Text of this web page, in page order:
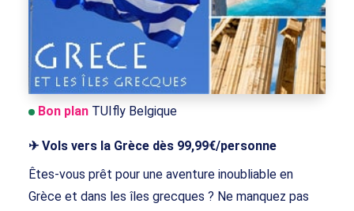
Bon plan TUIfly Belgique
✈ Vols vers la Grèce dès 99,99€/personne
Êtes-vous prêt pour une aventure inoubliable en
Grèce et dans les îles grecques ? Ne manquez pas